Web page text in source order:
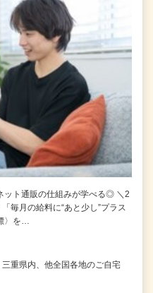
ット通販の仕組みが学べる◎ ＼2
毎月の給料に“あと少し”プラス
〉を…
重県内、他全国各地のご自宅